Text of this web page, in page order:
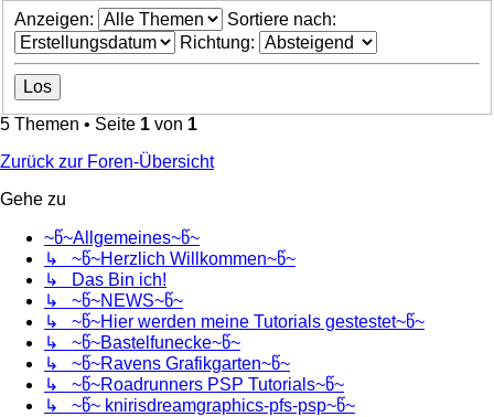
Anzeigen:
Sortiere nach:
Richtung:
5 Themen • Seite 1 von 1
Zurück zur Foren-Übersicht
Gehe zu
~წ~Allgemeines~წ~
↳ ~წ~Herzlich Willkommen~წ~
↳ Das Bin ich!
↳ ~წ~NEWS~წ~
↳ ~წ~Hier werden meine Tutorials gestestet~წ~
↳ ~წ~Bastelfunecke~წ~
↳ ~წ~Ravens Grafikgarten~წ~
↳ ~წ~Roadrunners PSP Tutorials~წ~
↳ ~წ~ knirisdreamgraphics-pfs-psp~წ~